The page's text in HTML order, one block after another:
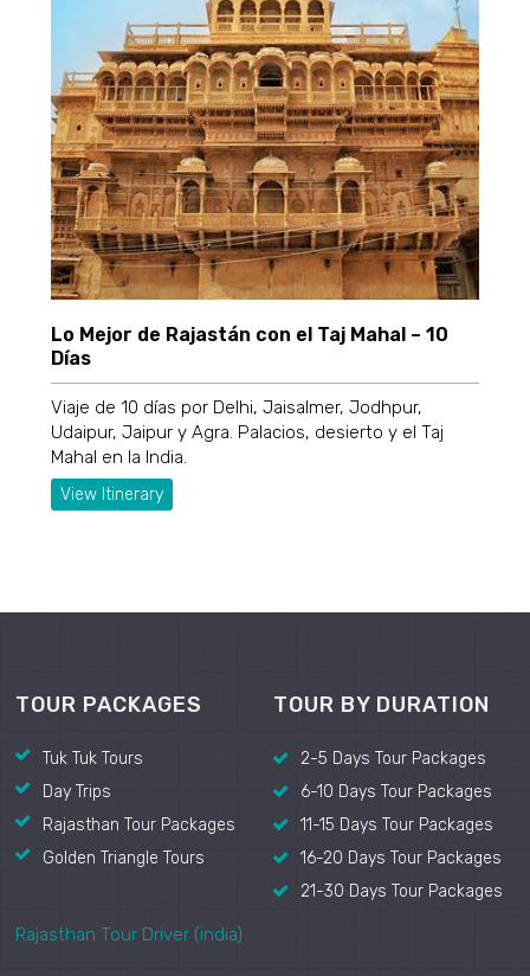
Lo Mejor de Rajastán con el Taj Mahal – 10
Días
Viaje de 10 días por Delhi, Jaisalmer, Jodhpur,
Udaipur, Jaipur y Agra. Palacios, desierto y el Taj
Mahal en la India.
View Itinerary
TOUR PACKAGES
Tuk Tuk Tours
Day Trips
Rajasthan Tour Packages
Golden Triangle Tours
Rajasthan Tour Driver (india)
TOUR BY DURATION
2-5 Days Tour Packages
6-10 Days Tour Packages
11-15 Days Tour Packages
16-20 Days Tour Packages
21-30 Days Tour Packages